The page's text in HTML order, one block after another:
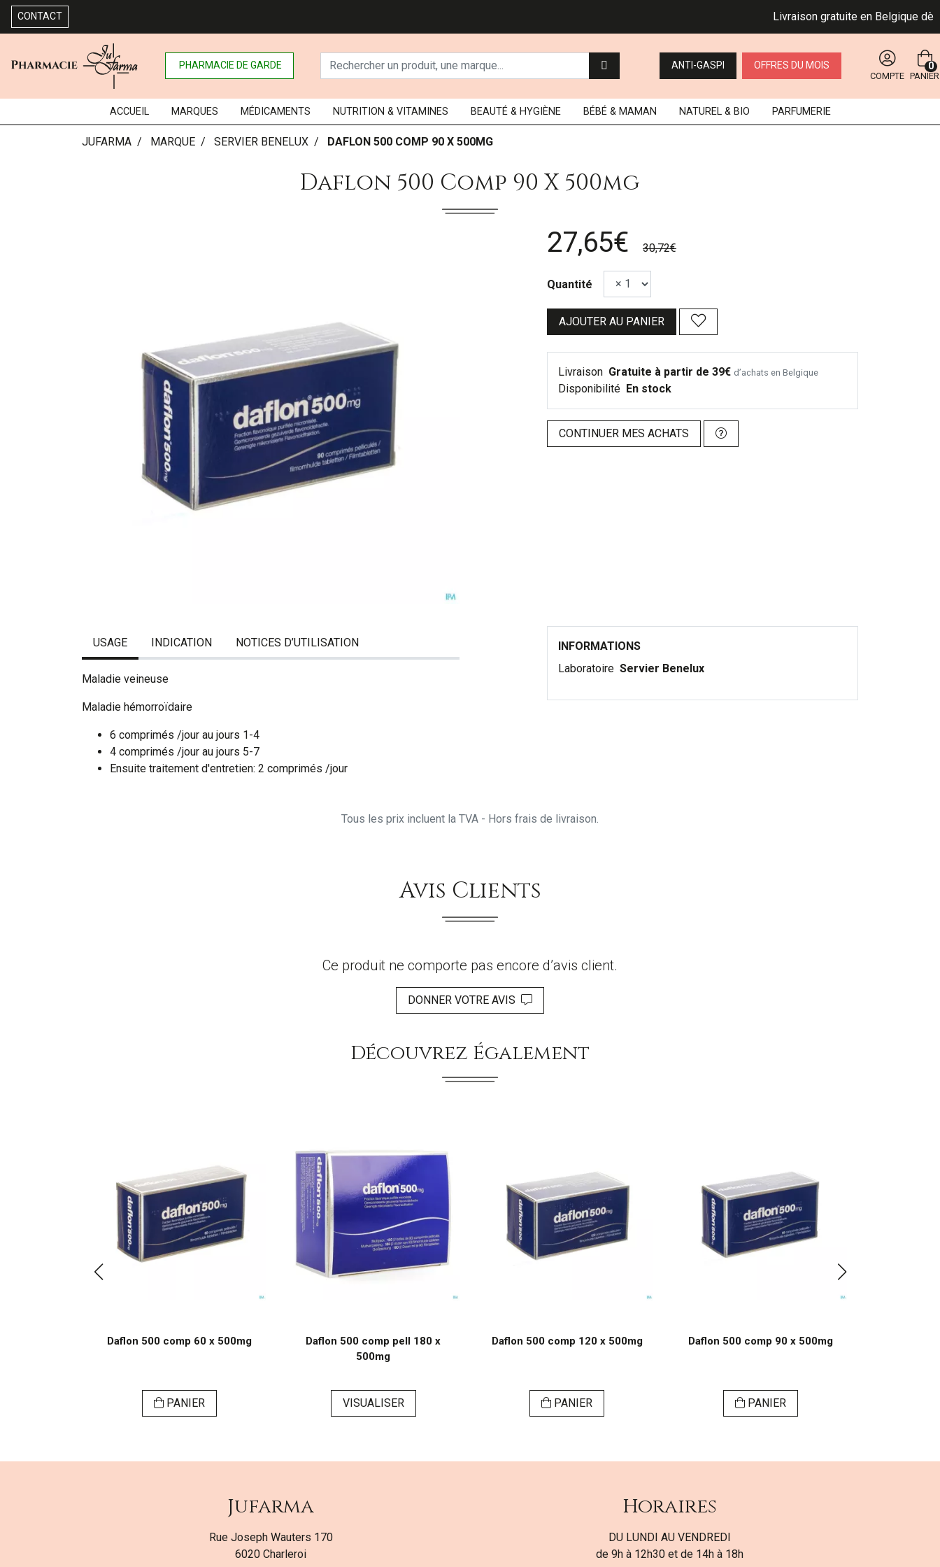
CONTACT Livraison gratuite en Belgique dès
PHARMACIE DE GARDE ANTI-GASPI OFFRES DU MOIS
COMPTE PANIER
0
ACCUEIL MARQUES MÉDICAMENTS NUTRITION & VITAMINES BEAUTÉ & HYGIÈNE BÉBÉ & MAMAN NATUREL & BIO PARFUMERIE
JUFARMA MARQUE SERVIER BENELUX DAFLON 500 COMP 90 X 500MG
Daflon 500 Comp 90 X 500mg
27,65€ 30,72€
Quantité
AJOUTER AU PANIER
Livraison Gratuite à partir de 39€ d’achats en Belgique
Disponibilité En stock
CONTINUER MES ACHATS
USAGE INDICATION NOTICES D’UTILISATION
Maladie veineuse
Maladie hémorroïdaire
6 comprimés /jour au jours 1-4
4 comprimés /jour au jours 5-7
Ensuite traitement d'entretien: 2 comprimés /jour
INFORMATIONS
Laboratoire Servier Benelux
Tous les prix incluent la TVA - Hors frais de livraison.
Avis Clients
Ce produit ne comporte pas encore d’avis client.
DONNER VOTRE AVIS
Découvrez Également
Daflon 500 comp 60 x 500mg
PANIER
Daflon 500 comp pell 180 x
500mg
VISUALISER
Daflon 500 comp 120 x 500mg
PANIER
Daflon 500 comp 90 x 500mg
PANIER
Jufarma
Rue Joseph Wauters 170
6020 Charleroi
Horaires
DU LUNDI AU VENDREDI
de 9h à 12h30 et de 14h à 18h